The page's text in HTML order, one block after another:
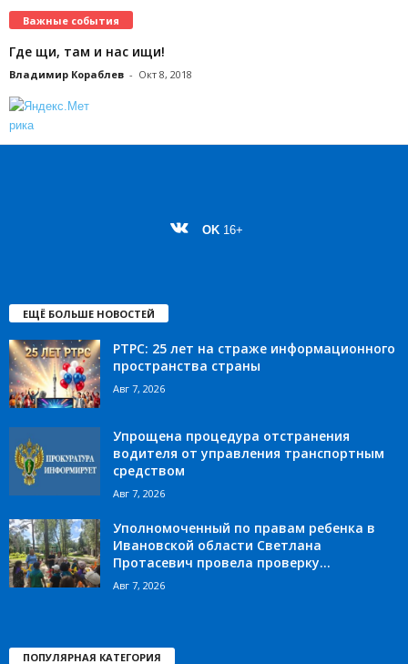
Важные события
Где щи, там и нас ищи!
Владимир Кораблев - Окт 8, 2018
OK 16+
ЕЩЁ БОЛЬШЕ НОВОСТЕЙ
РТРС: 25 лет на страже информационного
пространства страны
Авг 7, 2026
Упрощена процедура отстранения
водителя от управления транспортным
средством
Авг 7, 2026
Уполномоченный по правам ребенка в
Ивановской области Светлана
Протасевич провела проверку...
Авг 7, 2026
ПОПУЛЯРНАЯ КАТЕГОРИЯ